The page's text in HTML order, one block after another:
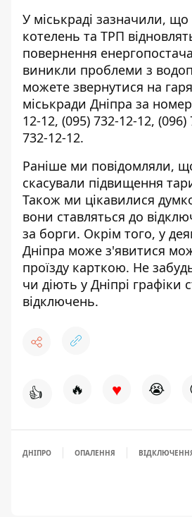
У міськраді зазначили,
котелень та ТРП
повернення
виникли проблеми з
можете звернутися на
міськради Дніпра за
12-12, (095) 732-12-12, (096)
732-12-12.
Раніше ми повідомляли,
скасували підвищення
Також ми цікавилися
вони ставляться до
за борги. Окрім того, у
Дніпра може з'явитися
проїзду карткою. Не
чи діють у Дніпрі графіки
відключень.
👍 🔥 ♥ 😭
ДНІПРО ОПАЛЕННЯ